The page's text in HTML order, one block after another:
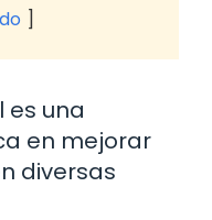
es una
en mejorar
diversas